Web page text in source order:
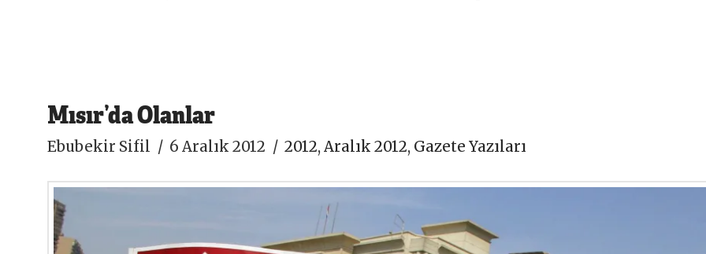
Mısır’da Olanlar
Ebubekir Sifil 6 Aralık 2012 2012,Aralık 2012, Gazete Yazıları